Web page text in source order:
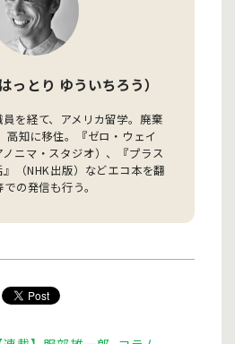
っとり ゆういちろう）
を経て、アメリカ留学。廃棄
高知に移住。『ゼロ・ウェイ
ニマ・スタジオ）、『プラス
（NHK出版）などエコ本を翻
の発信も行う。